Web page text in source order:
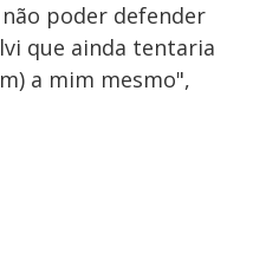
poder defender
que ainda tentaria
a mim mesmo",